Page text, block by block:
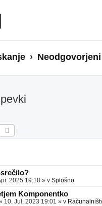
Iskanje
2025 19:18 » v Splošno
Komponentko
10. Jul. 2023 19:01 » v